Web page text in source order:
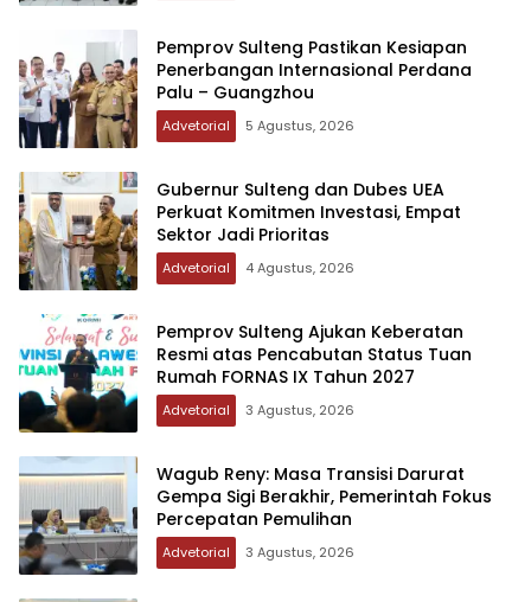
Pemprov Sulteng Pastikan Kesiapan
Penerbangan Internasional Perdana
Palu – Guangzhou
Advetorial 5 Agustus, 2026
Gubernur Sulteng dan Dubes UEA
Perkuat Komitmen Investasi, Empat
Sektor Jadi Prioritas
Advetorial 4 Agustus, 2026
Pemprov Sulteng Ajukan Keberatan
Resmi atas Pencabutan Status Tuan
Rumah FORNAS IX Tahun 2027
Advetorial 3 Agustus, 2026
Wagub Reny: Masa Transisi Darurat
Gempa Sigi Berakhir, Pemerintah Fokus
Percepatan Pemulihan
Advetorial 3 Agustus, 2026